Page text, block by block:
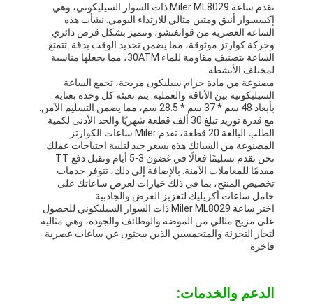
نقدم ساعة Miler ML8029 ذات السوار السيليكوني، وهي
إكسسوار أنيق ومتين مثالي للارتداء اليومي. نشأت هذه
الساعة العصرية من قوانغتشو، وتتميز بشكل قرص دائري
وحركة كوارتز موثوقة، مما يضمن تحديد الوقت بدقة. تتمتع
الساعة بتصنيف مقاومة للماء 30ATM، مما يجعلها مناسبة
لمختلف الأنشطة.
مصنوعة من مادة حزام سيليكون مريحة، تجمع الساعة
السيليكونية بين الأناقة والعملية. يتم تعبئة كل وحدة بعناية
بأبعاد 48 سم * 37 سم * 28.5 سم، مما يضمن التسليم الآمن.
مع قدرة توريد تبلغ 30 ألف قطعة شهريًا والحد الأدنى لكمية
الطلب البالغة 20 قطعة، تقدم Miler ساعات الكوارتز
المصنوعة من السبائك هذه بسعر جيد لتلبية احتياجات عملك.
نحن نقدم تسليمًا فعالًا في غضون 3-5 أيام ونقبل دفع TT
مقدمًا للمعاملات الآمنة. بالإضافة إلى ذلك، تتوفر خدمات
تخصيص المنتج، بما في ذلك خيارات لعرض ساعاتك على
حامل ساعات أكريليك لتعزيز العرض والجاذبية.
اختر ساعة Miler ML8029 ذات السوار السيليكوني للحصول
على مزيج مثالي من الموضة والوظائف والجودة، وهي مثالية
لتجار التجزئة والمتحمسين الذين يبحثون عن ساعات عصرية
فاخرة.
الدعم والخدمات: